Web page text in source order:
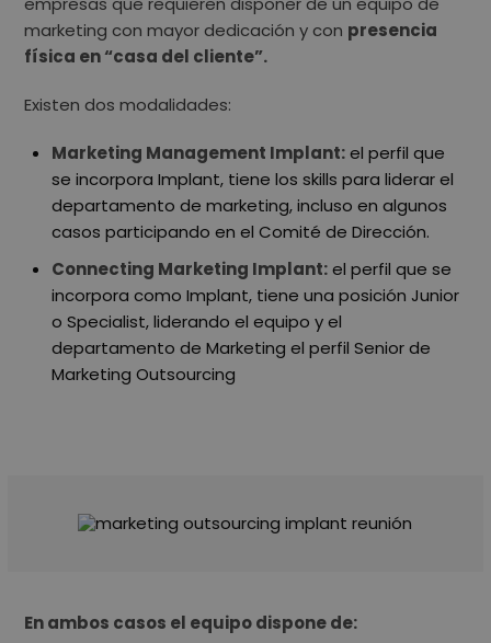
marketing con mayor dedicación y con presencia
física en “casa del cliente”.
Existen dos modalidades:
Marketing Management Implant:el perfil que
se incorpora Implant, tiene los skills para liderar el
departamento de marketing, incluso en algunos
casos participando en el Comité de Dirección.
Connecting Marketing Implant:el perfil que se
incorpora como Implant, tiene una posición Junior
o Specialist, liderando el equipo y el
departamento de Marketing el perfil Senior de
Marketing Outsourcing
En ambos casos el equipo dispone de: